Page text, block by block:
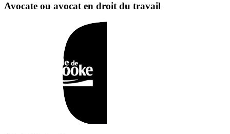
Avocate ou avocat en droit du travail